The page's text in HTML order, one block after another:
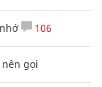
106
gọi